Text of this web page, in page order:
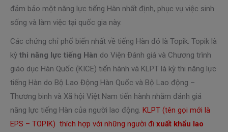
đảm bảo một năng lực tiếng Hàn nhất định, phục vụ việc sinh
sống và làm việc tại quốc gia này.
Các chứng chỉ phổ biến nhất về tiếng Hàn đó là Topik. Topik là
kỳ thi năng lực tiếng Hàn do Viện Đánh giá và Chương trình
giáo dục Hàn Quốc (KICE) tiến hành và KLPT là kỳ thi năng lực
tiếng Hàn do Bộ Lao Động Hàn Quốc và Bộ Lao động –
Thương binh và Xã hội Việt Nam tiến hành nhằm đánh giá
năng lực tiếng Hàn của người lao động. KLPT (tên gọi mới là
EPS – TOPIK) thích hợp với những người đi xuất khẩu lao